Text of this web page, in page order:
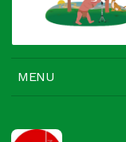
MENU